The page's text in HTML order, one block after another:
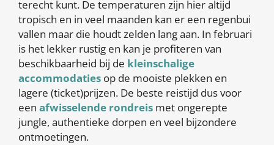
terecht kunt. De temperaturen zijn hier altijd
tropisch en in veel maanden kan er een regenbui
vallen maar die houdt zelden lang aan. In februari
is het lekker rustig en kan je profiteren van
beschikbaarheid bij de kleinschalige
accommodaties op de mooiste plekken en
lagere (ticket)prijzen. De beste reistijd dus voor
een afwisselende rondreis met ongerepte
jungle, authentieke dorpen en veel bijzondere
ontmoetingen.